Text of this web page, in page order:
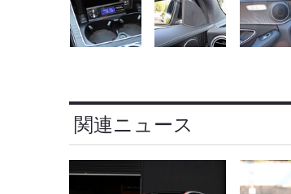
関連ニュース